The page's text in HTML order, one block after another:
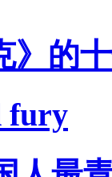
》的
fury